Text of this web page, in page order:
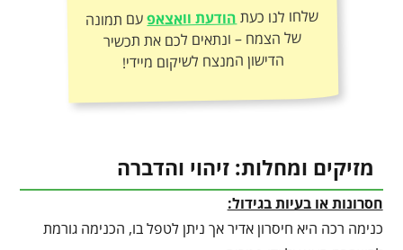
שלחו לנו כעתהודעת וואצאפעם תמונה
של הצמח – ונתאים לכם את תכשיר
הדישון המנצח לשיקום מיידי!
מזיקים ומחלות: זיהוי והדברה
חסרונות או בעיות בגידול:
כנימה רכה היא חיסרון אדיר אך ניתן לטפל בו, הכנימה גורמת